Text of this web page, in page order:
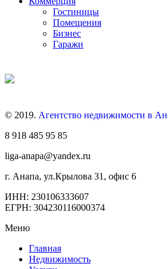
Гостиницы
Помещения
Бизнес
Гаражи
© 2019. Агентство недвижимости в
8 918 485 95 85
liga-anapa@yandex.ru
г. Анапа, ул.Крылова 31, офис 6
ИНН: 230106333607
ЕГРН: 304230116000374
Меню
Главная
Недвижимость